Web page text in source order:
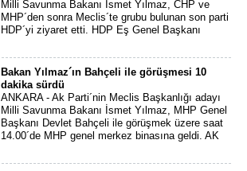
Milli Savunma Bakanı İsmet Yılmaz, CHP ve
MHP´den sonra Meclis´te grubu bulunan son parti
HDP´yi ziyaret etti. HDP Eş Genel Başkanı
Bakan Yılmaz´ın Bahçeli ile görüşmesi 10
dakika sürdü
ANKARA - Ak Parti´nin Meclis Başkanlığı adayı
Milli Savunma Bakanı İsmet Yılmaz, MHP Genel
Başkanı Devlet Bahçeli ile görüşmek üzere saat
14.00´de MHP genel merkez binasına geldi. AK